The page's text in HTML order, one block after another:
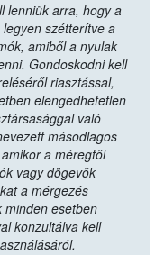
lenniük arra, hogy a
szétterítve a
amiből a nyulak
Gondoskodni kell
riasztással,
elengedhetetlen
való
másodlagos
a méregtől
vagy dögevők
a mérgezés
minden esetben
konzultálva kell